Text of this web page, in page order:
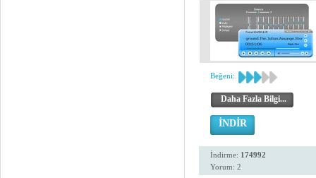
Beğeni:
Daha Fazla Bilgi...
İNDİR
İndirme: 174992
Yorum: 2